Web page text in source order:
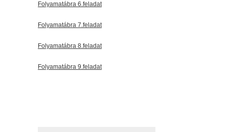
Folyamatábra 6.feladat
Folyamatábra 7.feladat
Folyamatábra 8.feladat
Folyamatábra 9.feladat